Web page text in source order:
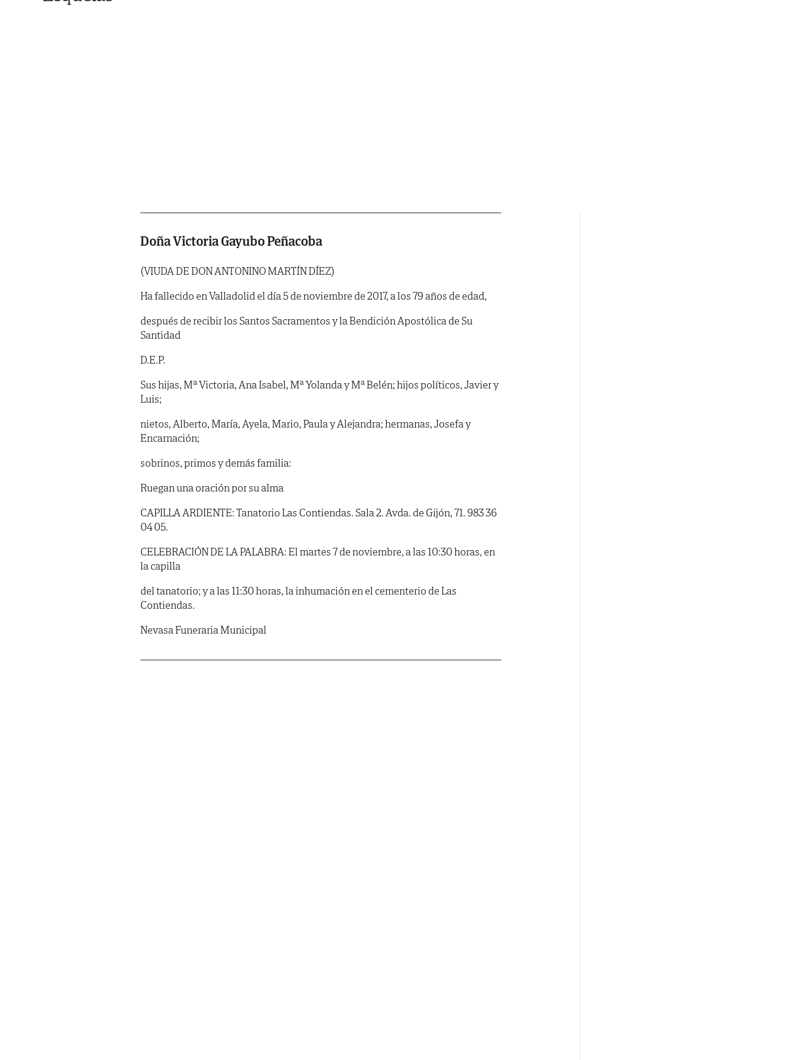
Doña Victoria Gayubo Peñacoba
(VIUDA DE DON ANTONINO MARTÍN DÍEZ)
Ha fallecido en Valladolid el día 5 de noviembre de 2017, a los 79 años de edad,
después de recibir los Santos Sacramentos y la Bendición Apostólica de Su
Santidad
D.E.P.
Sus hijas, Mª Victoria, Ana Isabel, Mª Yolanda y Mª Belén; hijos políticos, Javier y
Luis;
nietos, Alberto, María, Ayela, Mario, Paula y Alejandra; hermanas, Josefa y
Encarnación;
sobrinos, primos y demás familia:
Ruegan una oración por su alma
CAPILLA ARDIENTE: Tanatorio Las Contiendas. Sala 2. Avda. de Gijón, 71. 983 36
04 05.
CELEBRACIÓN DE LA PALABRA: El martes 7 de noviembre, a las 10:30 horas, en
la capilla
del tanatorio; y a las 11:30 horas, la inhumación en el cementerio de Las
Contiendas.
Nevasa Funeraria Municipal